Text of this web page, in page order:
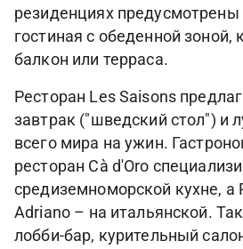
резиденциях предусмотрены
гостиная с обеденной зоной,
балкон или терраса.
Ресторан Les Saisons
завтрак ("шведский стол") и
всего мира на ужин.
ресторан Cà d'Oro
средиземноморской кухне, а
Adriano – на итальянской.
лобби-бар, курительный